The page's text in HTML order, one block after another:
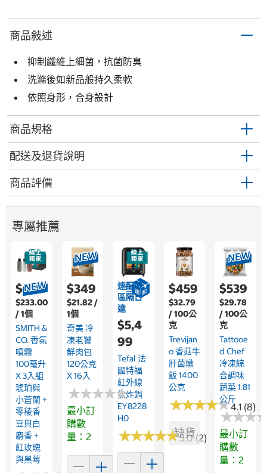
商品敍述
抑制纖維上細菌，抗菌防臭
洗滌後如新品般持久柔軟
依照身形，合身設計
商品規格
配送及退貨說明
商品評價
專屬推薦
$699
$233.00
/ 1個
SMITH &
CO. 香氛
噴霧
100毫升
X 3入組
琥珀與
小蒼蘭 +
零稜香
豆與白
麝香 +
紅玫瑰
與黑莓
$349
$21.82 /
1個
奇美 冷
凍老饕
鮮肉包
120公克
X 16入
★★★★★
★★★★★
最小訂
購數
量：2
速配限
區隔日
達
$5,4
99
Tefal 法
國特福
紅外線
氣炸鍋
EY8228
H0
★★★★★
★★★★★5.0 (2)
$459
$32.79
/ 100公
克
Trevijan
O 香菇牛
肝菌燉
飯 1400
公克
★★★★★
★★★★★4.1 (8)
缺貨
$539
$29.78
/ 100公
克
Tattooe
D Chef
冷凍綜
合調味
蔬菜 1.81
公斤
★★★
★★★
最小訂
購數
量：2